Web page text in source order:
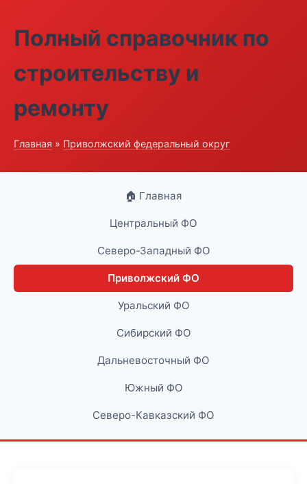
Полный справочник по
строительству и
ремонту
Главная » Приволжский федеральный округ
🏠 Главная
Центральный ФО
Северо-Западный ФО
Приволжский ФО
Уральский ФО
Сибирский ФО
Дальневосточный ФО
Южный ФО
Северо-Кавказский ФО